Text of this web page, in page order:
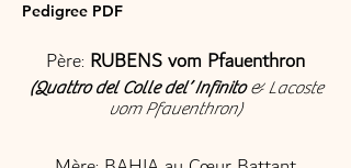
Pedigree PDF ​
Père: RUBENS vom Pfauenthron
(Quattro del Colle del’ Infinito& Lacoste
vom Pfauenthron)